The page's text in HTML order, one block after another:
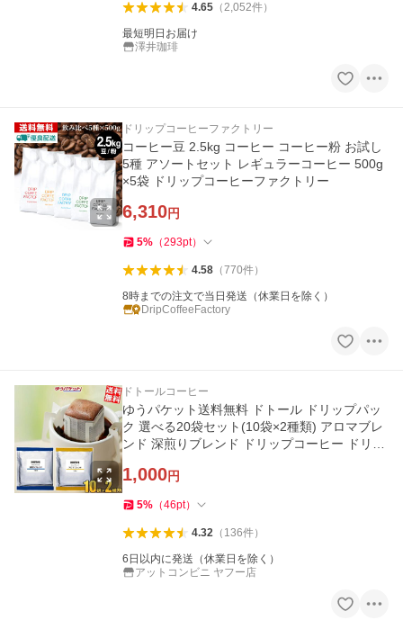
4.65（2,052件）
最短明日お届け
澤井珈琲
ドリップコーヒーファクトリー
コーヒー豆 2.5kg コーヒー コーヒー粉 お試し
5種 アソートセット レギュラーコーヒー 500g
×5袋 ドリップコーヒーファクトリー
6,310円
5% （293pt）
4.58（770件）
8時までの注文で当日発送（休業日を除く）
DripCoffeeFactory
ドトールコーヒー
ゆうパケット送料無料 ドトール ドリップパッ
ク 選べる20袋セット(10袋×2種類) アロマブレ
ンド 深煎りブレンド ドリップコーヒー ドリッ
1,000円
5% （46pt）
4.32（ 136件）
6日以内に発送（休業日を除く）
アットコンビニ ヤフー店